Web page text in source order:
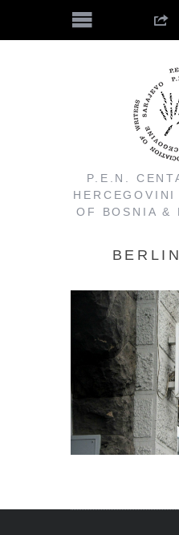
P.E.N.
OF BOSNIA &